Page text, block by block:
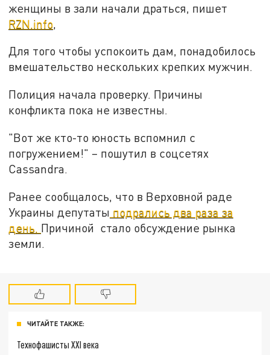
женщины в зали начали драться, пишет
RZN.info,
Для того чтобы успокоить дам, понадобилось
вмешательство нескольких крепких мужчин.
Полиция начала проверку. Причины
конфликта пока не известны.
"Вот же кто-то юность вспомнил с
погружением!" – пошутил в соцсетях
Cassandra.
Ранее сообщалось, что в Верховной раде
Украины депутаты подрались два раза за
день. Причиной стало обсуждение рынка
земли.
ЧИТАЙТЕ ТАКЖЕ:
Технофашисты XXI века